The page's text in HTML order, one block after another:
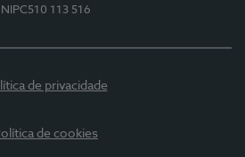
NIPC510 113 516
de privacidade
de cookies